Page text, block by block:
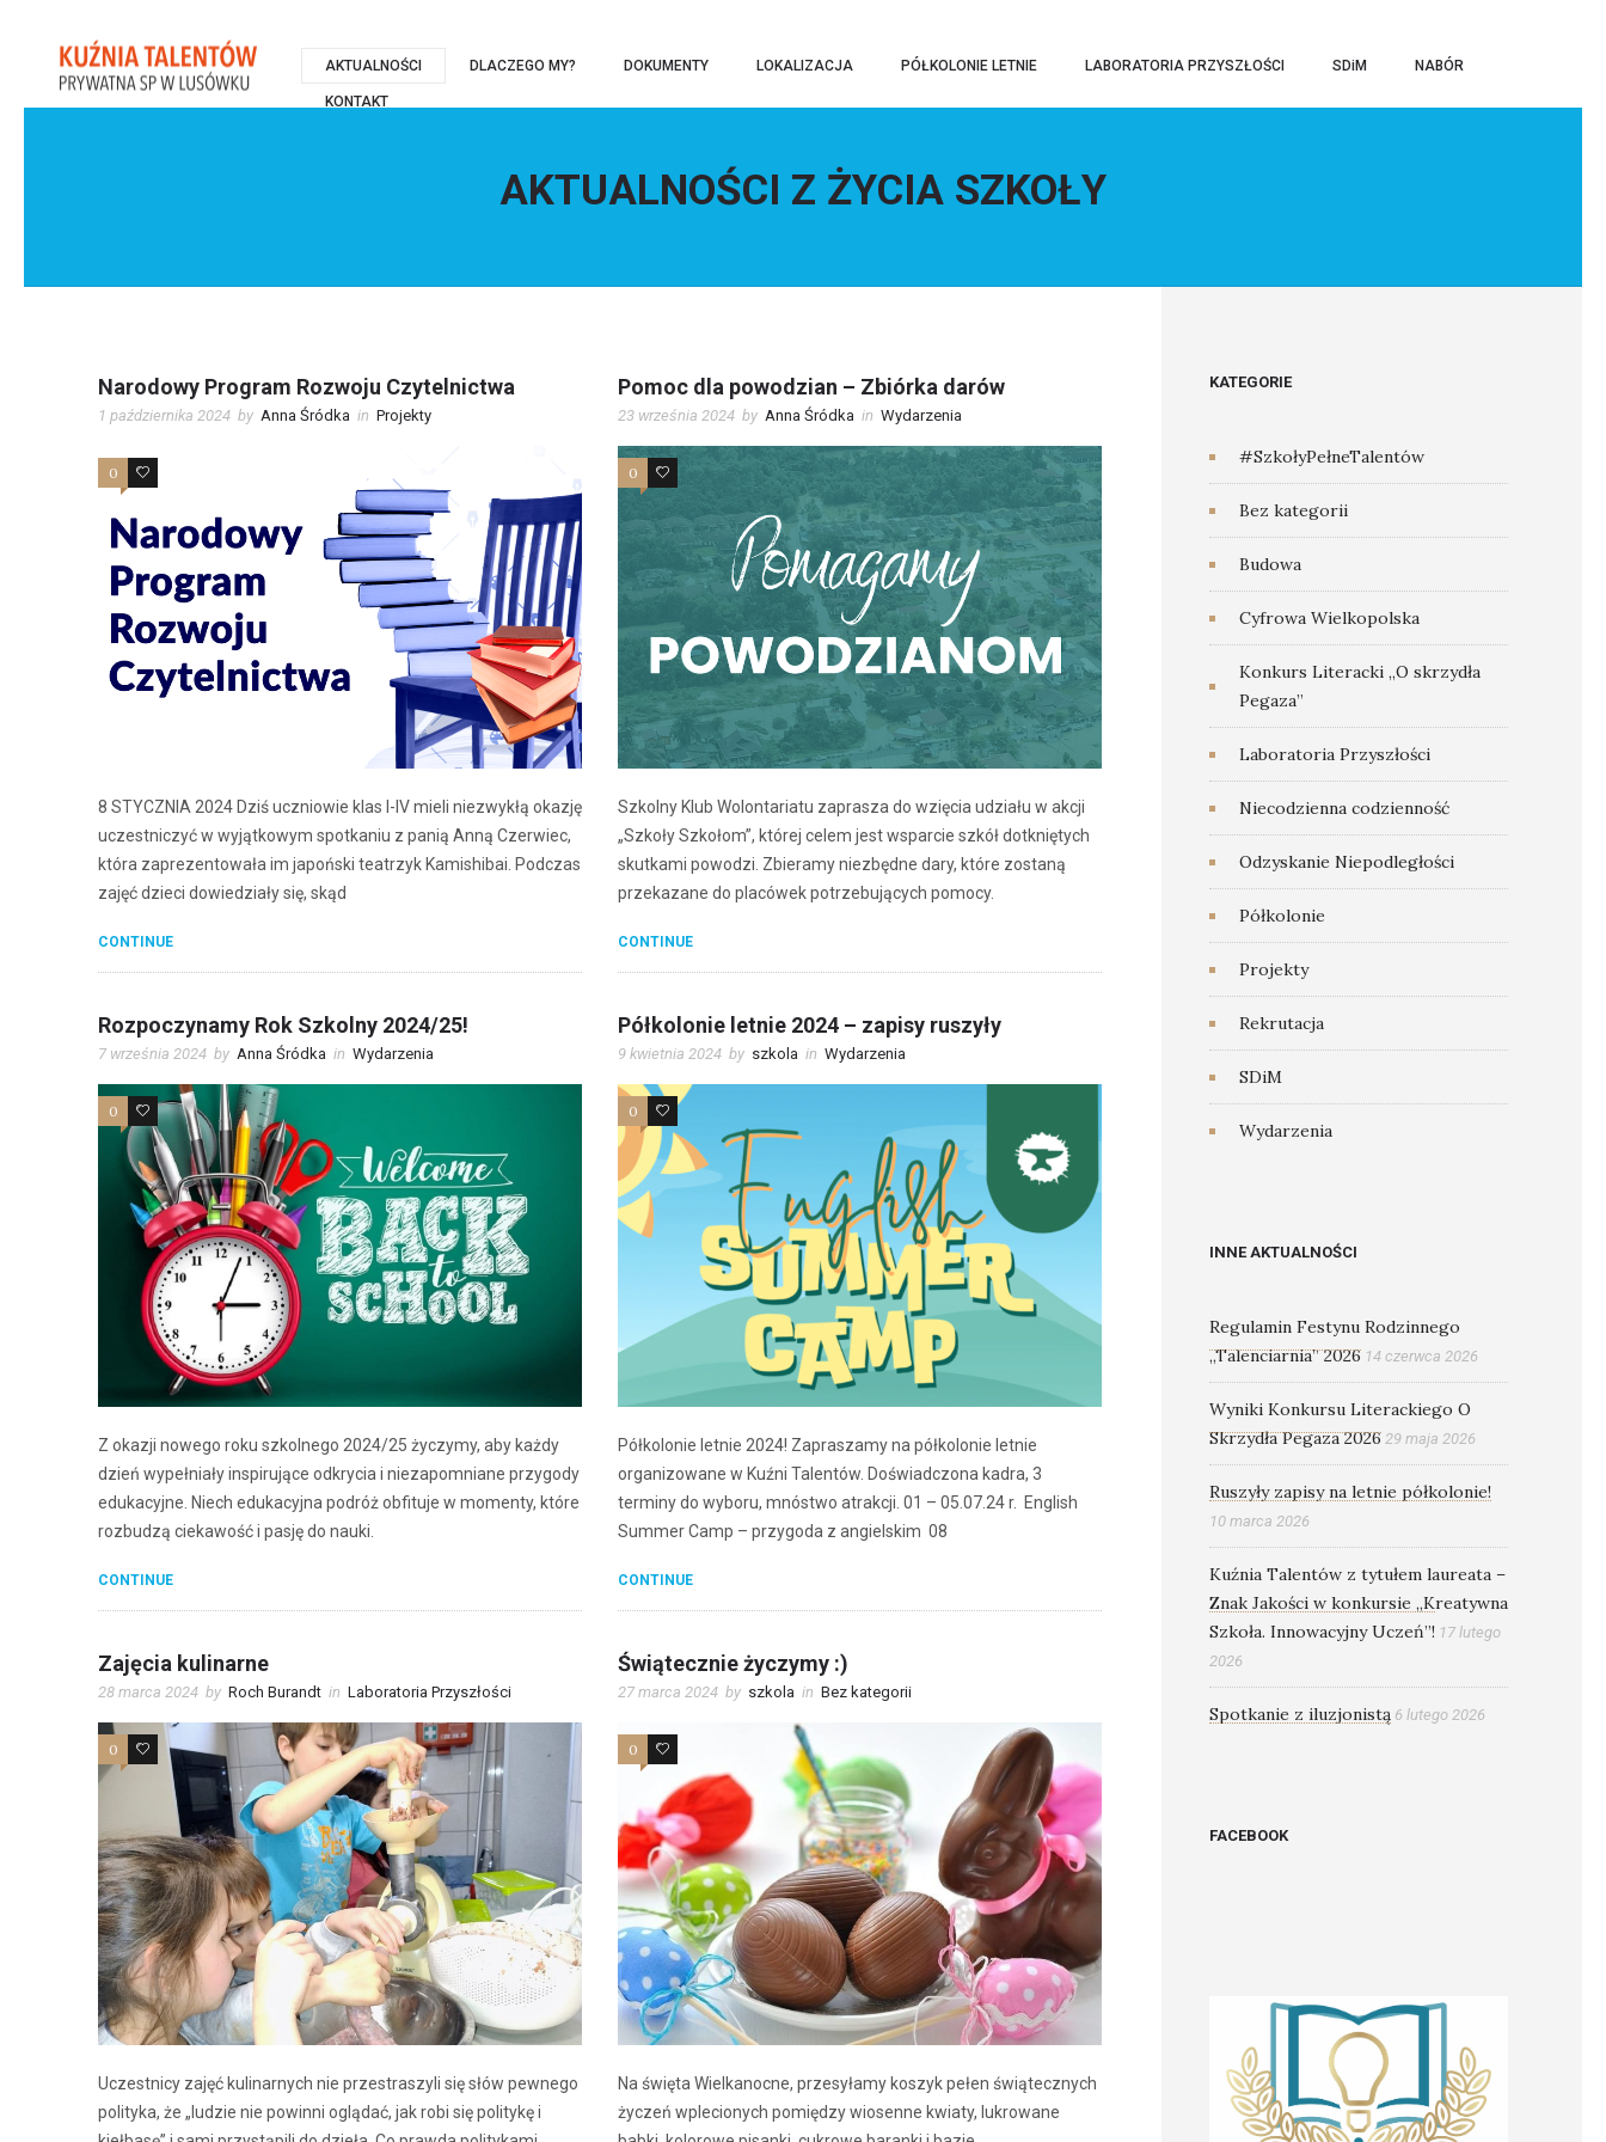
AKTUALNOŚCI DLACZEGO MY? DOKUMENTY LOKALIZACJA PÓŁKOLONIE LETNIE LABORATORIA PRZYSZŁOŚCI SDiM NABÓR
KONTAKT
AKTUALNOŚCI Z ŻYCIA SZKOŁY
Narodowy Program Rozwoju Czytelnictwa
1 października 2024 by Anna Śródka in Projekty
0 0
8 STYCZNIA 2024 Dziś uczniowie klas I-IV mieli niezwykłą okazję
uczestniczyć w wyjątkowym spotkaniu z panią Anną Czerwiec,
która zaprezentowała im japoński teatrzyk Kamishibai. Podczas
zajęć dzieci dowiedziały się, skąd
CONTINUE
Pomoc dla powodzian – Zbiórka darów
23 września 2024 by Anna Śródka in Wydarzenia
0 0
Szkolny Klub Wolontariatu zaprasza do wzięcia udziału w akcji
„Szkoły Szkołom”, której celem jest wsparcie szkół dotkniętych
skutkami powodzi. Zbieramy niezbędne dary, które zostaną
przekazane do placówek potrzebujących pomocy.
CONTINUE
Rozpoczynamy Rok Szkolny 2024/25!
7 września 2024 by Anna Śródka in Wydarzenia
0 0
Z okazji nowego roku szkolnego 2024/25 życzymy, aby każdy
dzień wypełniały inspirujące odkrycia i niezapomniane przygody
edukacyjne. Niech edukacyjna podróż obfituje w momenty, które
rozbudzą ciekawość i pasję do nauki.
CONTINUE
Półkolonie letnie 2024 – zapisy ruszyły
9 kwietnia 2024 by szkola in Wydarzenia
0 0
Półkolonie letnie 2024! Zapraszamy na półkolonie letnie
organizowane w Kuźni Talentów. Doświadczona kadra, 3
terminy do wyboru, mnóstwo atrakcji. 01 – 05.07.24 r. English
Summer Camp – przygoda z angielskim 08
CONTINUE
Zajęcia kulinarne
28 marca 2024 by Roch Burandt in Laboratoria Przyszłości
0 0
Uczestnicy zajęć kulinarnych nie przestraszyli się słów pewnego
polityka, że „ludzie nie powinni oglądać, jak robi się politykę i
Świątecznie życzymy :)
27 marca 2024 by szkola in Bez kategorii
0 1
Na święta Wielkanocne, przesyłamy koszyk pełen świątecznych
życzeń wplecionych pomiędzy wiosenne kwiaty, lukrowane
KATEGORIE
#SzkołyPełneTalentów
Bez kategorii
Budowa
Cyfrowa Wielkopolska
Konkurs Literacki „O skrzydła
Pegaza”
Laboratoria Przyszłości
Niecodzienna codzienność
Odzyskanie Niepodległości
Półkolonie
Projekty
Rekrutacja
SDiM
Wydarzenia
INNE AKTUALNOŚCI
Regulamin Festynu Rodzinnego
„Talenciarnia” 2026 14 czerwca 2026
Wyniki Konkursu Literackiego O
Skrzydła Pegaza 2026 29 maja 2026
Ruszyły zapisy na letnie półkolonie!
10 marca 2026
Kuźnia Talentów z tytułem laureata –
Znak Jakości w konkursie „Kreatywna
Szkoła. Innowacyjny Uczeń”! 17 lutego
2026
Spotkanie z iluzjonistą 6 lutego 2026
FACEBOOK